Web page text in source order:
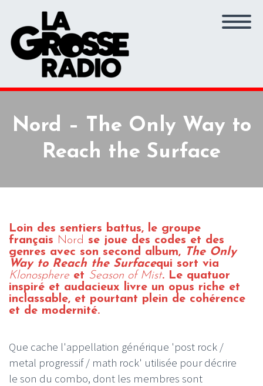
Nord – The Only Way to
Reach the Surface
Loin des sentiers battus, le groupe
français Nord se joue des codes et des
genres avec son second album, The Only
Way to Reach the Surfacequi sort via
Klonosphere et Season of Mist. Le quatuor
inspiré et audacieux livre un opus riche et
inclassable, et pourtant plein de cohérence
et de modernité.
Que cache l'appellation générique 'post rock /
metal progressif / math rock' utilisée pour décrire
le son du combo, dont les membres sont